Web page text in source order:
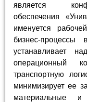
является
обеспечения
именуется
бизнес-процессы
устанавливает
операционный
транспортную
минимизирует ее
материальные и